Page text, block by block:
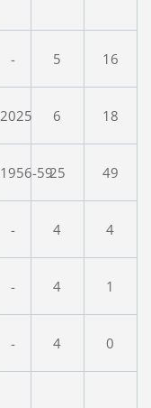
- 5 16
2025 6 18
1956-5925 49
- 4 4
- 4 1
- 4 0